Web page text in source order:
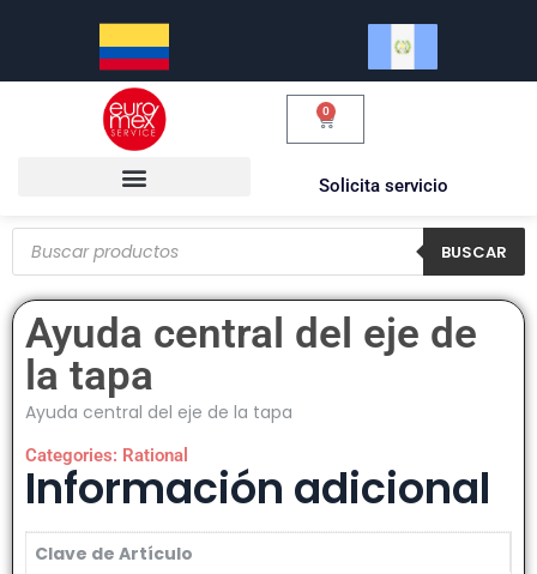
0
Solicita servicio
BUSCAR
Ayuda central del eje de
la tapa
Ayuda central del eje de la tapa
Categories: Rational
Información adicional
Clave de Artículo